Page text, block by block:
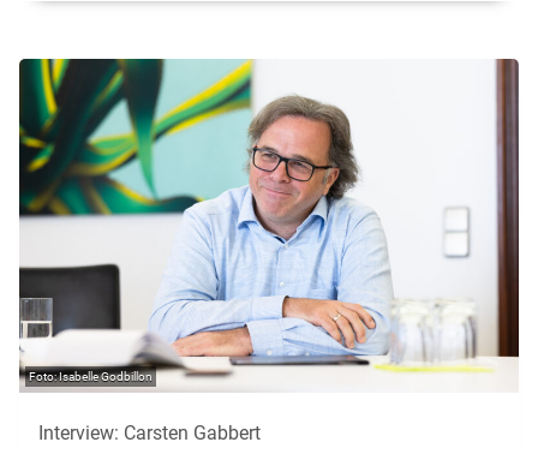
Isabelle Godbillon
Interview: Carsten Gabbert